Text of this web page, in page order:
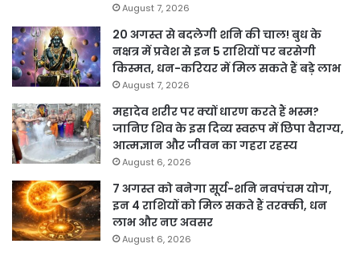
August 7, 2026
20 अगस्त से बदलेगी शनि की चाल! बुध के
नक्षत्र में प्रवेश से इन 5 राशियों पर बरसेगी
किस्मत, धन-करियर में मिल सकते हैं बड़े लाभ
August 7, 2026
महादेव शरीर पर क्यों धारण करते हैं भस्म?
जानिए शिव के इस दिव्य स्वरूप में छिपा वैराग्य,
आत्मज्ञान और जीवन का गहरा रहस्य
August 6, 2026
7 अगस्त को बनेगा सूर्य-शनि नवपंचम योग,
इन 4 राशियों को मिल सकते हैं तरक्की, धन
लाभ और नए अवसर
August 6, 2026